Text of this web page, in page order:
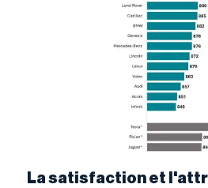
La satisfaction et